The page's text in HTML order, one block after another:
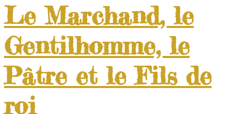
Le Marchand, le
Gentilhomme, le
Pâtre et le Fils de
roi